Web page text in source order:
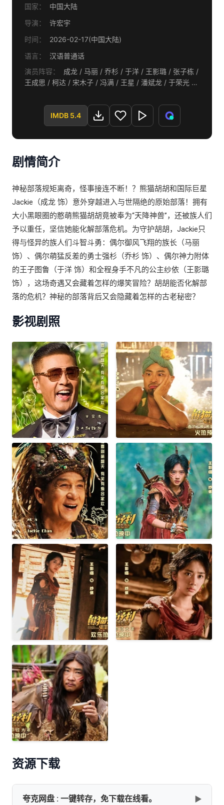
国家：
中国大陆
导演：
许宏宇
时间：
2026-02-17(中国大陆)
语言：
汉语普通话
演员阵容：
成龙 / 马丽 / 乔杉 / 于洋 / 王影璐 / 张子栋 /
王成思 / 柯达 / 宋木子 / 冯满 / 王星 / 潘斌龙 / 于荣光 /
IMDB 5.4
剧情简介
神秘部落规矩离奇，怪事接连不断！？熊猫胡胡和国际巨星
Jackie（成龙 饰）意外穿越进入与世隔绝的原始部落！拥有
大小黑眼圈的憨萌熊猫胡胡竟被奉为“天降神兽”，还被族人们
予以重任，坚信她能化解部落危机。为守护胡胡，Jackie只
得与怪异的族人们斗智斗勇：偶尔御风飞翔的族长（马丽
饰）、偶尔萌猛反差的勇士强杉（乔杉 饰）、偶尔神力附体
的王子图鲁（于洋 饰）和全程身手不凡的公主纱依（王影璐
饰），这场奇遇又会藏着怎样的爆笑冒险？胡胡能否化解部
落的危机？神秘的部落背后又会隐藏着怎样的古老秘密？
影视剧照
资源下载
夸克网盘 : 一键转存，免下载在线看。 ▶